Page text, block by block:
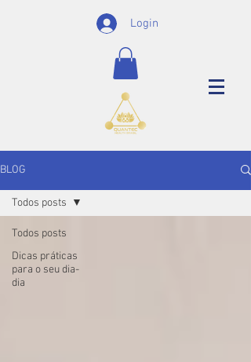
Login
BLOG
Todos posts
Dicas práticas
para o seu dia-
dia
Todos posts